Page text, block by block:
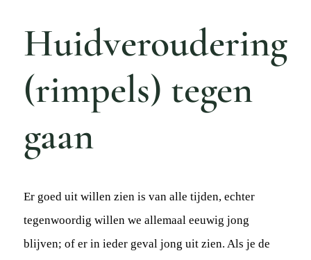
Huidveroudering
(rimpels) tegen
gaan
Er goed uit willen zien is van alle tijden, echter
tegenwoordig willen we allemaal eeuwig jong
blijven; of er in ieder geval jong uit zien. Als je de